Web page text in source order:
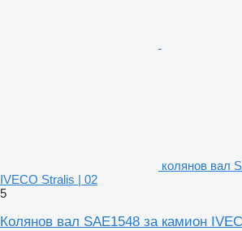
колянов вал
IVECO Stralis | 02
5
Колянов вал SAE1548 за камион